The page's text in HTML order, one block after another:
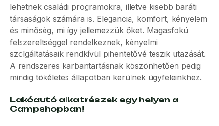
lehetnek családi programokra, illetve kisebb baráti
társaságok számára is. Elegancia, komfort, kényelem
és minőség, mi így jellemezzük őket. Magasfokú
felszereltséggel rendelkeznek, kényelmi
szolgáltatásaik rendkívül pihentetővé teszik utazását.
A rendszeres karbantartásnak köszönhetően pedig
mindig tökéletes állapotban kerülnek ügyfeleinkhez.
Lakóautó alkatrészek egy helyen a
Campshopban!